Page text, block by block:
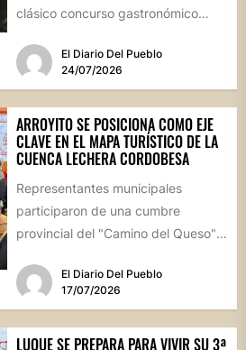
clásico concurso gastronómico
celebrará...El Diario Del Pueblo
24/07/2026
ARROYITO SE POSICIONA COMO EJE
CLAVE EN EL MAPA TURÍSTICO DE LA
CUENCA LECHERA CORDOBESA
Representantes municipales
participaron de una cumbre
provincial del "Camino del Queso",
identidad productiva y...
El Diario Del Pueblo
17/07/2026
LUQUE SE PREPARA PARA VIVIR SU 3ª